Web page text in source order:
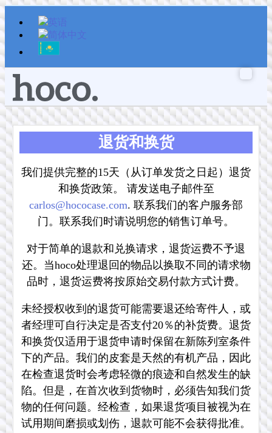
跳
容
退货和换货
我们提供完整的15天（从订单发货之日起）退货
和换货政策。 请发送电子邮件至
carlos@hococase.com. 联系我们的客户服务部
门。联系我们时请说明您的销售订单号。
对于简单的退款和兑换请求，退货运费不予退
还。当hoco处理退回的物品以换取不同的请求物
品时，退货运费将按原始交易付款方式计费。
未经授权收到的退货可能需要退还给寄件人，或
者经理可自行决定是否支付20％的补货费。退货
和换货仅适用于退货申请时保留在新陈列室条件
下的产品。我们的皮套是天然的有机产品，因此
在检查退货时会考虑轻微的痕迹和自然发生的缺
陷。但是，在首次收到货物时，必须告知我们货
物的任何问题。经检查，如果退货项目被视为在
试用期间磨损或划伤，退款可能不会获得批准。